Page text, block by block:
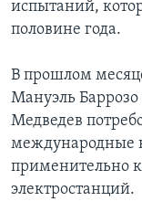
испытаний,
половине года.
В прошлом
Мануэль
Медведев
международные
применительно
электростанций.